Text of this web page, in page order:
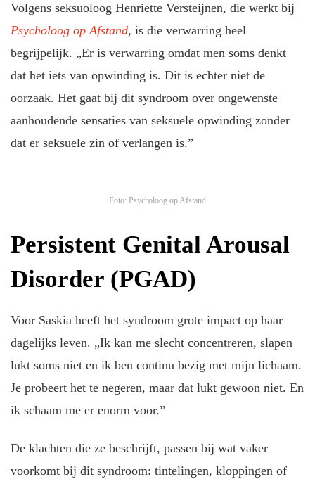
Volgens seksuoloog Henriette Versteijnen, die werkt bij
Psycholoog op Afstand, is die verwarring heel
begrijpelijk. „Er is verwarring omdat men soms denkt
dat het iets van opwinding is. Dit is echter niet de
oorzaak. Het gaat bij dit syndroom over ongewenste
aanhoudende sensaties van seksuele opwinding zonder
dat er seksuele zin of verlangen is.”
Foto: Psycholoog op Afstand
Persistent Genital Arousal
Disorder (PGAD)
Voor Saskia heeft het syndroom grote impact op haar
dagelijks leven. „Ik kan me slecht concentreren, slapen
lukt soms niet en ik ben continu bezig met mijn lichaam.
Je probeert het te negeren, maar dat lukt gewoon niet. En
ik schaam me er enorm voor.”
De klachten die ze beschrijft, passen bij wat vaker
voorkomt bij dit syndroom: tintelingen, kloppingen of